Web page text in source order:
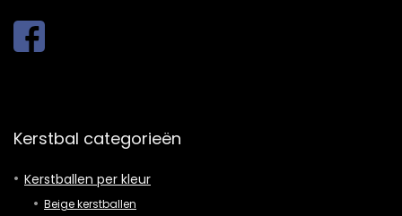
Kerstbal categorieën
Kerstballen per kleur
Beige kerstballen